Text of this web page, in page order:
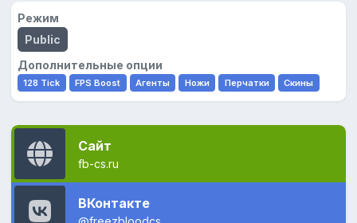
Режим
Public
Дополнительные опции
128 Tick FPS Boost Агенты Ножи Перчатки Скины
Сайт
fb-cs.ru
ВКонтакте